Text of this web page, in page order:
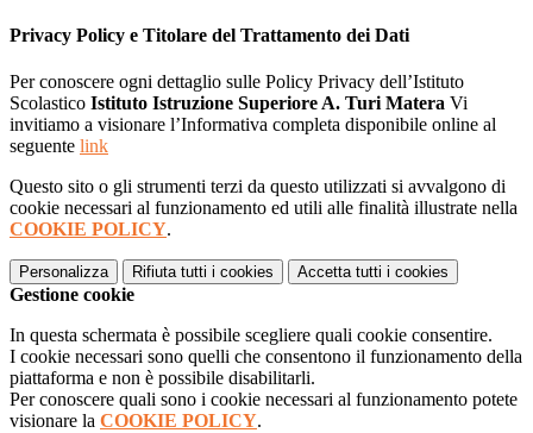
Privacy Policy e Titolare del Trattamento dei Dati
Per conoscere ogni dettaglio sulle Policy Privacy dell’Istituto
Scolastico Istituto Istruzione Superiore A. Turi Matera Vi
invitiamo a visionare l’Informativa completa disponibile online al
seguente link
Questo sito o gli strumenti terzi da questo utilizzati si avvalgono di
cookie necessari al funzionamento ed utili alle finalità illustrate nella
COOKIE POLICY.
Personalizza Rifiuta tutti i cookies Accetta tutti i cookies
Gestione cookie
In questa schermata è possibile scegliere quali cookie consentire.
I cookie necessari sono quelli che consentono il funzionamento della
piattaforma e non è possibile disabilitarli.
Per conoscere quali sono i cookie necessari al funzionamento potete
visionare la COOKIE POLICY.